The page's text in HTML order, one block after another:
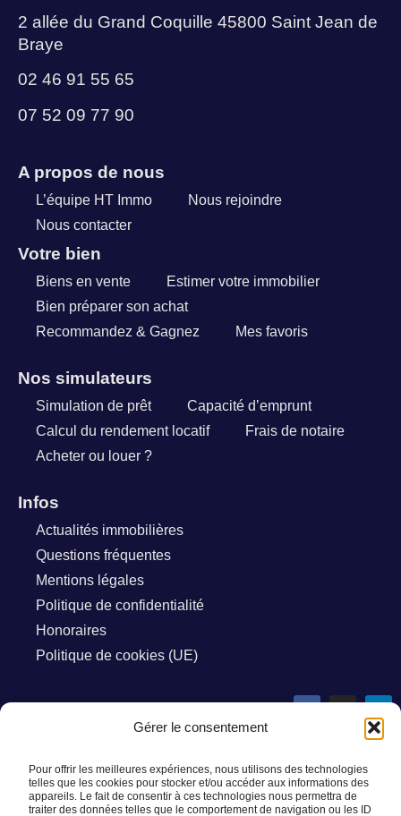
Gérer le consentement
Pour offrir les meilleures expériences, nous utilisons des technologies
telles que les cookies pour stocker et/ou accéder aux informations des
appareils. Le fait de consentir à ces technologies nous permettra de
traiter des données telles que le comportement de navigation ou les ID
2 allée du Grand Coquille 45800 Saint Jean de
Braye
02 46 91 55 65
07 52 09 77 90
A propos de nous
L’équipe HT Immo
Nous rejoindre
Nous contacter
Votre bien
Biens en vente
Estimer votre immobilier
Bien préparer son achat
Recommandez & Gagnez
Mes favoris
Nos simulateurs
Simulation de prêt
Capacité d’emprunt
Calcul du rendement locatif
Frais de notaire
Acheter ou louer ?
Infos
Actualités immobilières
Questions fréquentes
Mentions légales
Politique de confidentialité
Honoraires
Politique de cookies (UE)